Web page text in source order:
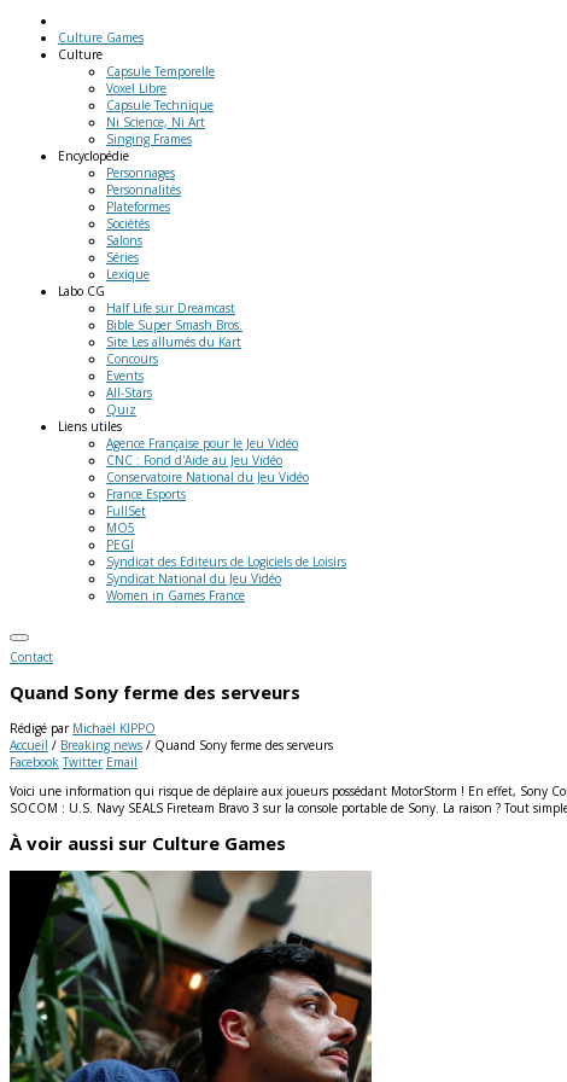
Culture Games
Culture
Capsule Temporelle
Voxel Libre
Capsule Technique
Ni Science, Ni Art
Singing Frames
Encyclopédie
Personnages
Personnalités
Plateformes
Sociétés
Salons
Séries
Lexique
Labo CG
Half Life sur Dreamcast
Bible Super Smash Bros.
Site Les allumés du Kart
Concours
Events
All-Stars
Quiz
Liens utiles
Agence Française pour le Jeu Vidéo
CNC : Fond d'Aide au Jeu Vidéo
Conservatoire National du Jeu Vidéo
France Esports
FullSet
MO5
PEGI
Syndicat des Editeurs de Logiciels de Loisirs
Syndicat National du Jeu Vidéo
Women in Games France
Contact
Quand Sony ferme des serveurs
Rédigé par Michaël KIPPO
Accueil / Breaking news / Quand Sony ferme des serveurs
Facebook Twitter Email
Voici une information qui risque de déplaire aux joueurs possédant MotorStorm ! En effet, Sony
SOCOM : U.S. Navy SEALS Fireteam Bravo 3 sur la console portable de Sony. La raison ? Tout
À voir aussi sur Culture Games